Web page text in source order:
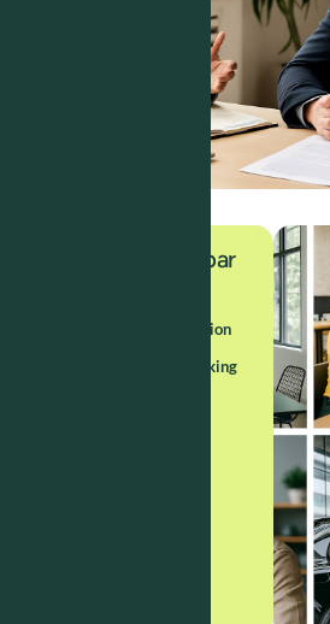
Offert une fois par
Une salle de réunion
Une salle networking